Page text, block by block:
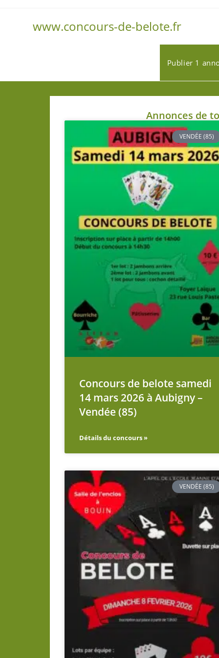
www.concours-de-belote.fr
Publier 1
Annonces de
VENDÉE (85)
Concours de belote samedi
14 mars 2026 à Aubigny –
Vendée (85)
Détails du concours »
VENDÉE (85)